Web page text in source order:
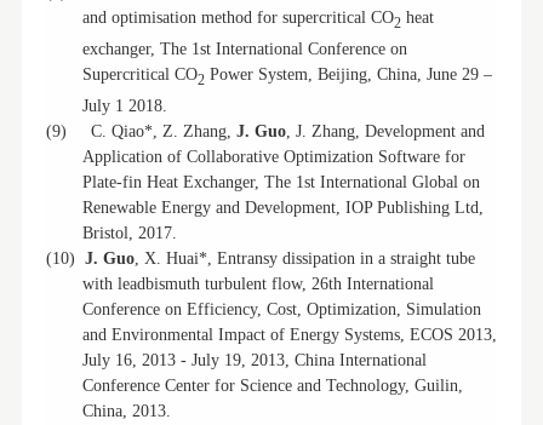
and optimisation method for supercritical CO2 heat
exchanger, The 1st International Conference on
Supercritical CO2 Power System, Beijing, China, June 29 –
July 1 2018.
(9)
C. Qiao*, Z. Zhang, J. Guo , J. Zhang, Development and
Application of Collaborative Optimization Software for
Plate-fin Heat Exchanger, The 1st International Global on
Renewable Energy and Development, IOP Publishing Ltd,
Bristol, 2017.
(10) J. Guo , X. Huai*, Entransy dissipation in a straight tube
with leadbismuth turbulent flow, 26th International
Conference on Efficiency, Cost, Optimization, Simulation
and Environmental Impact of Energy Systems, ECOS 2013,
July 16, 2013 - July 19, 2013, China International
Conference Center for Science and Technology, Guilin,
China, 2013.